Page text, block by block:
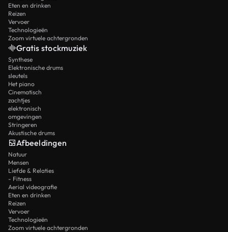
Eten en drinken
Reizen
Vervoer
Technologieën
Zoom virtuele achtergronden
Gratis stockmuziek
Synthese
Elektronische drums
sleutels
Het piano
Cinematisch
zachtjes
elektronisch
omgevingen
Stringeren
Akustische drums
Afbeeldingen
Natuur
Mensen
Liefde & Relaties
- Fitness
Aerial videografie
Eten en drinken
Reizen
Vervoer
Technologieën
Zoom virtuele achtergronden